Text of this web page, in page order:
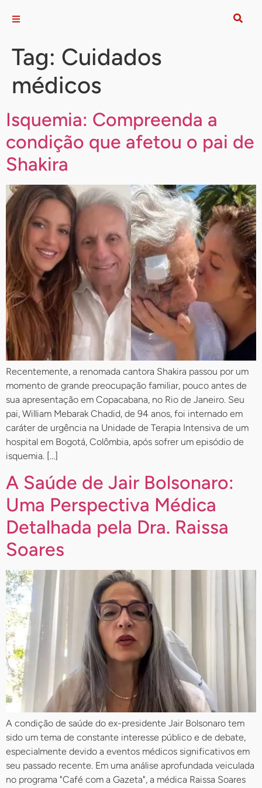
Tag: Cuidados
médicos
Isquemia: Compreenda a
condição que afetou o pai de
Shakira
Recentemente, a renomada cantora Shakira passou por um
momento de grande preocupação familiar, pouco antes de
sua apresentação em Copacabana, no Rio de Janeiro. Seu
pai, William Mebarak Chadid, de 94 anos, foi internado em
caráter de urgência na Unidade de Terapia Intensiva de um
hospital em Bogotá, Colômbia, após sofrer um episódio de
isquemia. […]
A Saúde de Jair Bolsonaro:
Uma Perspectiva Médica
Detalhada pela Dra. Raissa
Soares
A condição de saúde do ex-presidente Jair Bolsonaro tem
sido um tema de constante interesse público e de debate,
especialmente devido a eventos médicos significativos em
seu passado recente. Em uma análise aprofundada veiculada
no programa "Café com a Gazeta", a médica Raissa Soares